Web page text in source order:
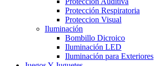
Protección Respiratoria
Proteccion Visual
Iluminación
Bombillo Dicroico
Iluminación LED
Iluminación para Exteriores